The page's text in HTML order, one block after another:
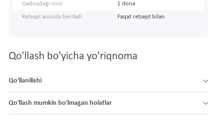
Qadoqdagi soni 1 dona
Retsept asosida beriladi Faqat retsept bilan
Qo'llash bo'yicha yo'riqnoma
Qo'llanilishi
Qo'llash mumkin bo'lmagan holatlar